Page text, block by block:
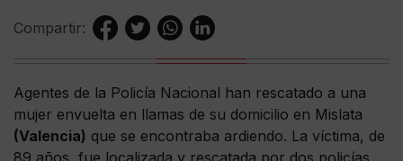
Compartir:
Agentes de la Policía Nacional han rescatado a una
mujer envuelta en llamas de su domicilio en Mislata
(Valencia) que se encontraba ardiendo. La víctima, de
89 años, fue localizada y rescatada por dos policías